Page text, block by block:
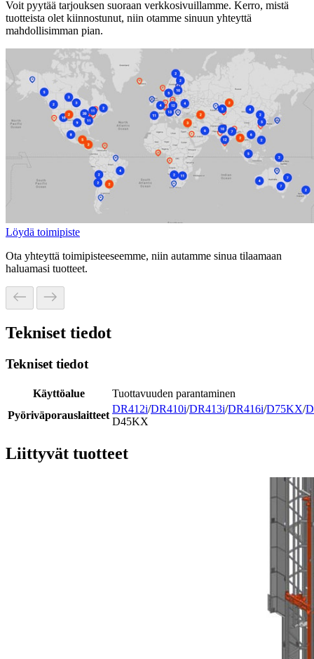
Voit pyytää tarjouksen suoraan verkkosivuillamme. Kerro, mistä
tuotteista olet kiinnostunut, niin otamme sinuun yhteyttä
mahdollisimman pian.
Löydä toimipiste
Ota yhteyttä toimipisteeseemme, niin autamme sinua tilaamaan
haluamasi tuotteet.
Tekniset tiedot
Tekniset tiedot
Käyttöalue
Tuottavuuden parantaminen
Pyöriväporauslaitteet
DR412i/DR410i/DR413i/DR416i/D75KX/
D45KX
Liittyvät tuotteet